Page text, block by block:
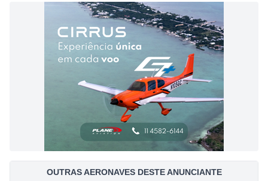
OUTRAS AERONAVES DESTE ANUNCIANTE